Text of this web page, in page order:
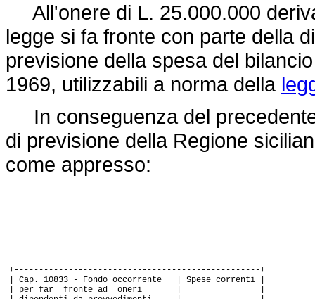
All'onere di L. 25.000.000
legge si fa fronte con parte della
previsione della spesa del
1969, utilizzabili a norma della
In conseguenza del
di previsione della Regione
come appresso:
+--------------------------------------------------+
| Cap. 10833 - Fondo occorrente | Spese correnti |
| per far fronte ad oneri | |